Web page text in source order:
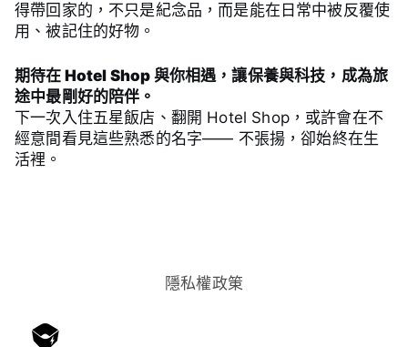
得帶回家的，不只是紀念品，而是能在日常中被反覆使
用、被記住的好物。
期待在 Hotel Shop 與你相遇，讓保養與科技，成為旅
途中最剛好的陪伴。
下一次入住五星飯店、翻開 Hotel Shop，或許會在不
經意間看見這些熟悉的名字—— 不張揚，卻始終在生
活裡。
隱私權政䇿